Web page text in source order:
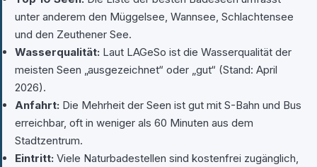
unter anderem den Müggelsee, Wannsee, Schlachtensee
und den Zeuthener See.
Wasserqualität: Laut LAGeSo ist die Wasserqualität der
meisten Seen „ausgezeichnet“ oder „gut“ (Stand: April
2026).
Anfahrt: Die Mehrheit der Seen ist gut mit S-Bahn und Bus
erreichbar, oft in weniger als 60 Minuten aus dem
Stadtzentrum.
Eintritt: Viele Naturbadestellen sind kostenfrei zugänglich,